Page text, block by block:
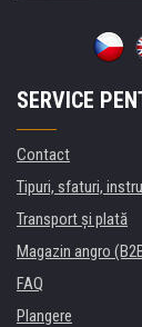
SERVICE
Contact
Tipuri, sfaturi,
Transport şi plată
Magazin angro
FAQ
Plangere